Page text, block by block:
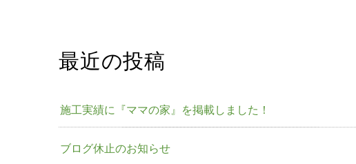
最近の投稿
施工実績に『ママの家』を掲載しました！
ブログ休止のお知らせ